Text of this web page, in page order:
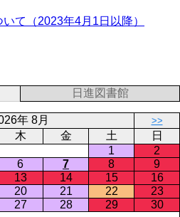
て（2023年4月1日以降）
日進図書館
年 8月 >>
木 金 土
日
1
2
6 7 8
9
13 14 15
16
20 21 22
23
27 28 29
30